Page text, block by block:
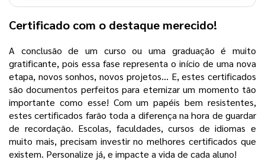
Certificado com o destaque merecido!
A conclusão de um curso ou uma graduação é muito
gratificante, pois essa fase representa o início de uma nova
etapa, novos sonhos, novos projetos… E, estes certificados
são documentos perfeitos para eternizar um momento tão
importante como esse! Com um papéis bem resistentes,
estes certificados farão toda a diferença na hora de guardar
de recordação. Escolas, faculdades, cursos de idiomas e
muito mais, precisam investir no melhores certificados que
existem. Personalize já, e impacte a vida de cada aluno!